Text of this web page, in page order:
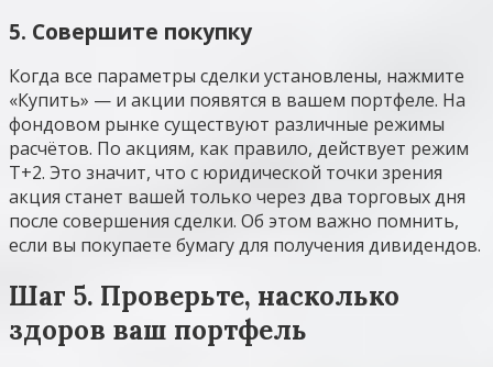
5. Совершите покупку
Когда все параметры сделки установлены, нажмите
«Купить» — и акции появятся в вашем портфеле. На
фондовом рынке существуют различные режимы
расчётов. По акциям, как правило, действует режим
Т+2. Это значит, что с юридической точки зрения
акция станет вашей только через два торговых дня
после совершения сделки. Об этом важно помнить,
если вы покупаете бумагу для получения дивидендов.
Шаг 5. Проверьте, насколько
здоров ваш портфель